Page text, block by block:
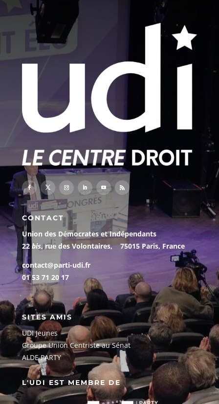
CONTACT
Union des Démocrates et Indépendants
22 bis, rue des Volontaires, 75015 Paris, France
contact@parti-udi.fr
01 53 71 20 17
SITES AMIS
UDI Jeunes
Groupe Union Centriste au Sénat
ALDE PARTY
L'UDI EST MEMBRE DE